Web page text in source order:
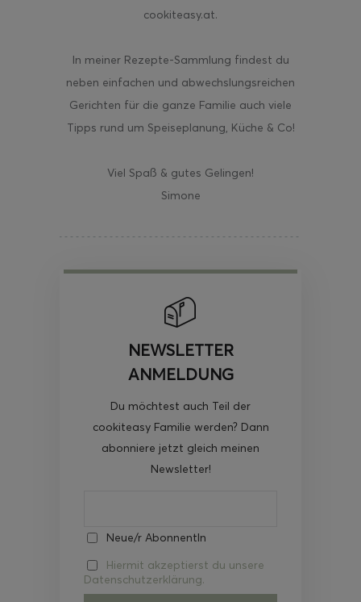
cookiteasy.at.
In meiner Rezepte-Sammlung findest du
neben einfachen und abwechslungsreichen
Gerichten für die ganze Familie auch viele
Tipps rund um Speiseplanung, Küche & Co!
Viel Spaß & gutes Gelingen!
Simone
NEWSLETTER
ANMELDUNG
Du möchtest auch Teil der
cookiteasy Familie werden? Dann
abonniere jetzt gleich meinen
Newsletter!
Neue/r AbonnentIn
Hiermit akzeptierst du unsere
Datenschutzerklärung.